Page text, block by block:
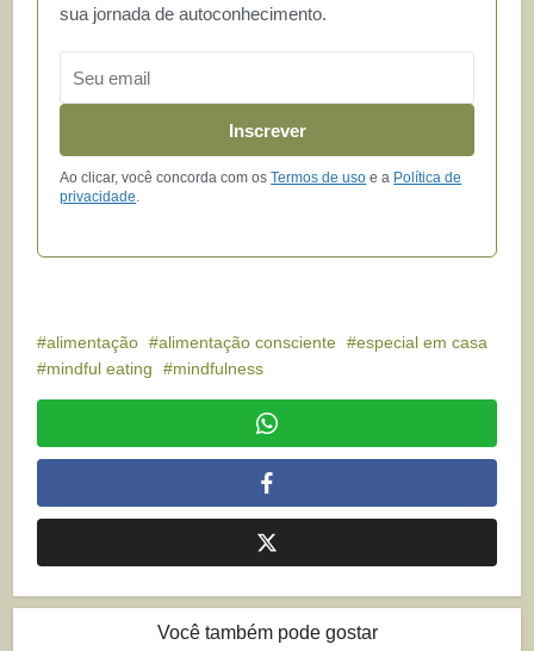
sua jornada de autoconhecimento.
Inscrever
Ao clicar, você concorda com osTermos de uso e a Política de
privacidade.
alimentação alimentação consciente
especial em casa
mindful eating
mindfulness
Você também pode gostar